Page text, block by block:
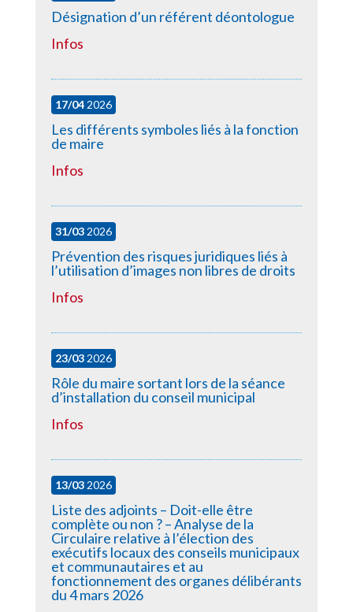
Désignation d’un référent déontologue
Infos
17/042026
Les différents symboles liés à la fonction
de maire
Infos
31/032026
Prévention des risques juridiques liés à
l’utilisation d’images non libres de droits
Infos
23/032026
Rôle du maire sortant lors de la séance
d’installation du conseil municipal
Infos
13/032026
Liste des adjoints – Doit-elle être
complète ou non ? – Analyse de la
Circulaire relative à l’élection des
exécutifs locaux des conseils municipaux
et communautaires et au
fonctionnement des organes délibérants
du 4 mars 2026